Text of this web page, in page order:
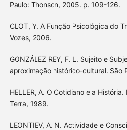
Paulo: Thonson, 2005. p. 109-126.
CLOT, Y. A Função Psicológica do
Vozes, 2006.
GONZÁLEZ REY, F. L. Sujeito e
aproximação histórico-cultural. São
HELLER, A. O Cotidiano e a
Terra, 1989.
LEONTIEV, A. N. Actividade e